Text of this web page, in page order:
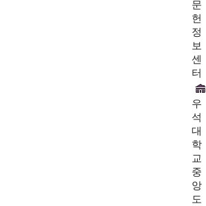
문
헌
정
보
센
터
우
석
대
학
교
중
앙
도